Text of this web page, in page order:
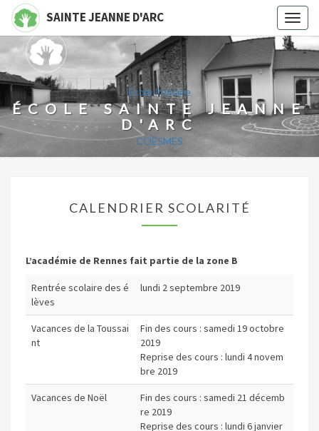
SAINTE JEANNE D'ARC
Ecole Primaire
ÉCOLE SAINTE JEANNE
D'ARC
COËSMES
SCOLARITÉ
CALENDRIER SCOLARITÉ
L’académie de Rennes fait partie de la zone B
Rentrée scolaire des é
lèves
lundi 2 septembre 2019
Vacances de la Toussai
nt
Fin des cours : samedi 19 octobre
2019
Reprise des cours : lundi 4 novem
bre 2019
Vacances de Noël
Fin des cours : samedi 21 décemb
re 2019
Reprise des cours : lundi 6 janvier